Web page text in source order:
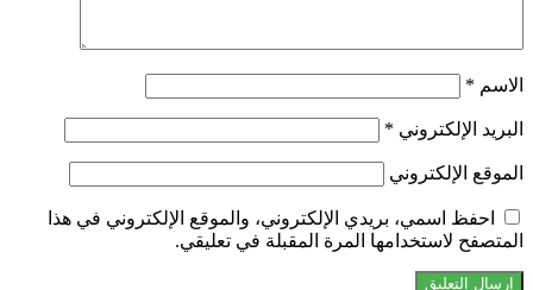
الاسم *
البريد الإلكتروني *
الموقع الإلكتروني
احفظ اسمي، بريدي الإلكتروني، والموقع الإلكتروني في هذا
المتصفح لاستخدامها المرة المقبلة في تعليقي.